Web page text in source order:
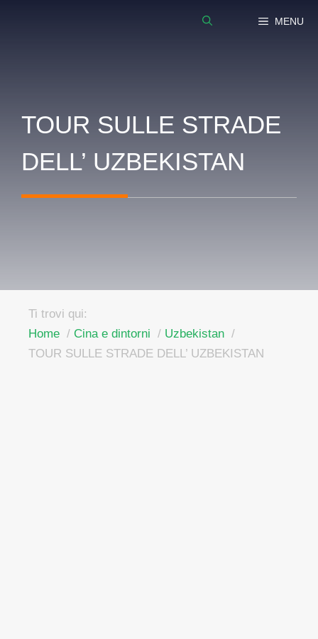
MENU
TOUR SULLE STRADE
DELL’ UZBEKISTAN
Ti trovi qui:
Home
Cina e dintorni
Uzbekistan
TOUR SULLE STRADE DELL’ UZBEKISTAN